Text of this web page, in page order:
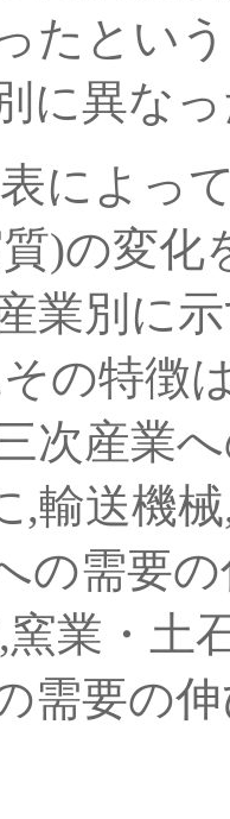
たとい
に異な
によっ
)の変化
業別に
の特徴
次産業
,輸送機
の需要
業・土
需要の